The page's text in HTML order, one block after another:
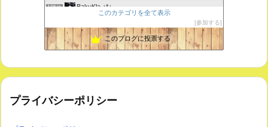
185位 BakuKla +*+
187位 ときどき書きます♪
このカテゴリを全て表示
参加する
このブログに投票する
プライバシーポリシー